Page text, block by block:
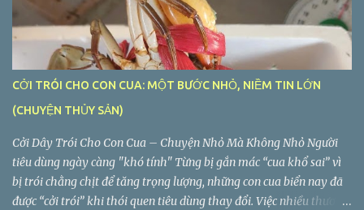
CỞI TRÓI CHO CON CUA: MỘT BƯỚC NHỎ, NIỀM TIN LỚN
(CHUYỆN THỦY SẢN)
Cởi Dây Trói Cho Con Cua – Chuyện Nhỏ Mà Không Nhỏ Người
tiêu dùng ngày càng "khó tính" Từng bị gắn mác “cua khổ sai” vì
bị trói chằng chịt để tăng trọng lượng, những con cua biển nay đã
được “cởi trói” khi thói quen tiêu dùng thay đổi. Việc nhiều thương